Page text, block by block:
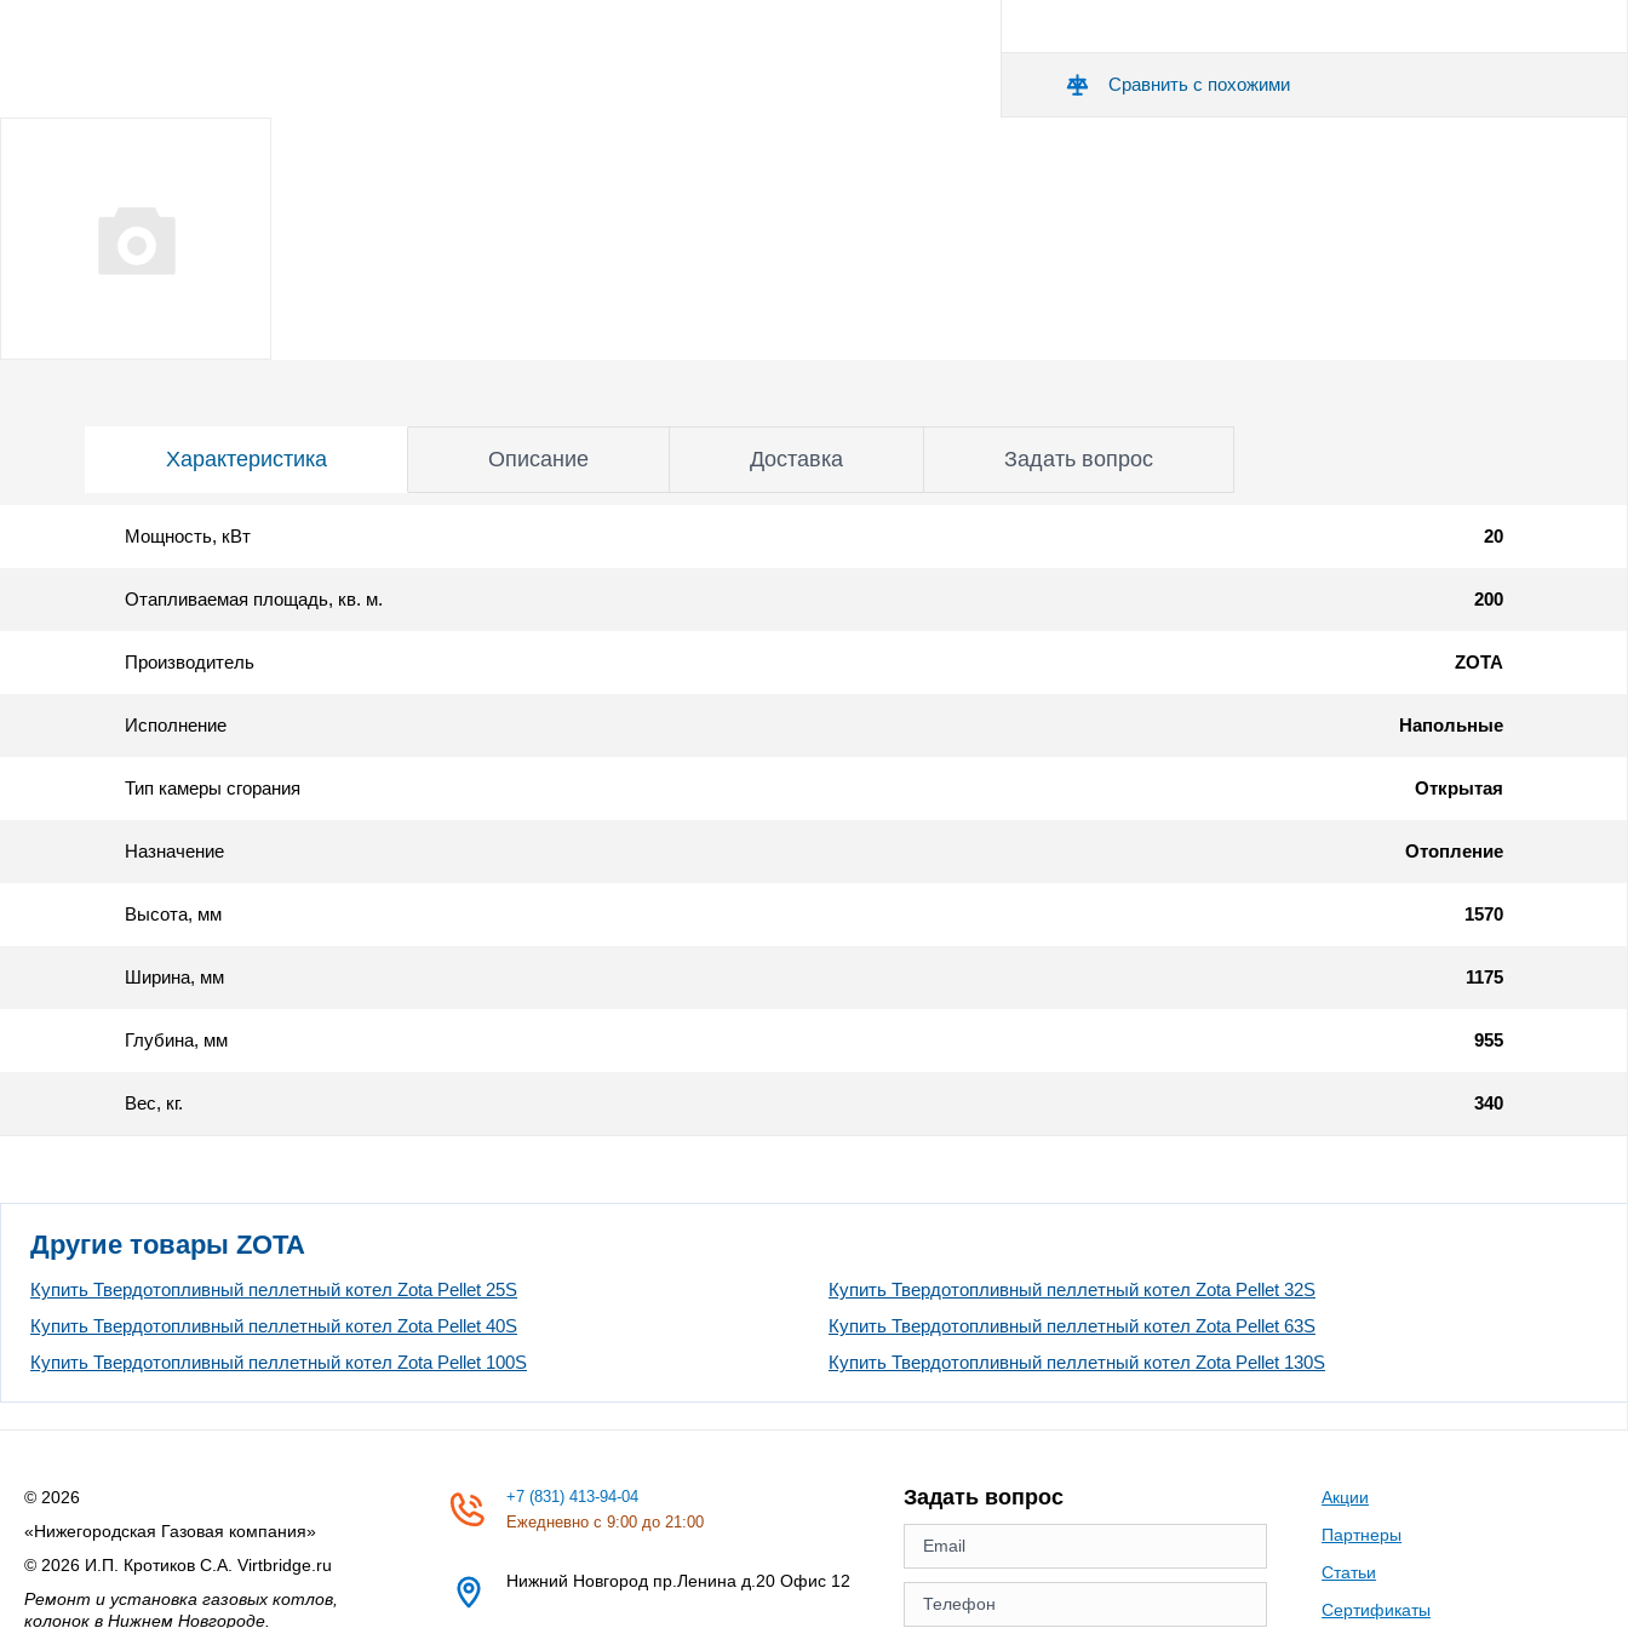
Сравнить с похожими
Характеристика Описание Доставка Задать вопрос
Мощность, кВт 20
Отапливаемая площадь, кв. м. 200
Производитель ZOTA
Исполнение Напольные
Тип камеры сгорания Открытая
Назначение Отопление
Высота, мм 1570
Ширина, мм 1175
Глубина, мм 955
Вес, кг. 340
Другие товары ZOTA
Купить Твердотопливный пеллетный котел Zota Pellet 25S
Купить Твердотопливный пеллетный котел Zota Pellet 32S
Купить Твердотопливный пеллетный котел Zota Pellet 40S
Купить Твердотопливный пеллетный котел Zota Pellet 63S
Купить Твердотопливный пеллетный котел Zota Pellet 100S
Купить Твердотопливный пеллетный котел Zota Pellet 130S
© 2026
«Нижегородская Газовая компания»
© 2026 И.П. Кротиков С.А. Virtbridge.ru
Ремонт и установка газовых котлов,
колонок в Нижнем Новгороде.
+7 (831) 413-94-04
Ежедневно с 9:00 до 21:00
Нижний Новгород пр.Ленина д.20 Офис 12
Задать вопрос
Акции
Партнеры
Статьи
Сертификаты